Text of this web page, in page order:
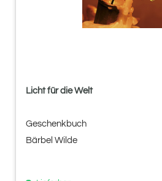
Licht für die Welt
Geschenkbuch
Bärbel Wilde